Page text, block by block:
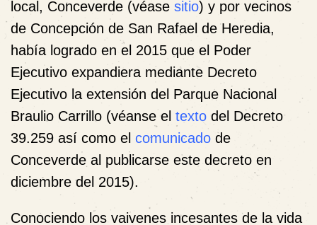
local, Conceverde (véase sitio) y por vecinos
de Concepción de San Rafael de Heredia,
había logrado en el 2015 que el Poder
Ejecutivo expandiera mediante Decreto
Ejecutivo la extensión del Parque Nacional
Braulio Carrillo (véanse el texto del Decreto
39.259 así como el comunicado de
Conceverde al publicarse este decreto en
diciembre del 2015).
Conociendo los vaivenes incesantes de la vida